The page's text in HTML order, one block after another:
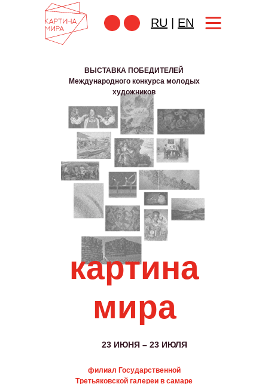
RU EN
картина
мира
филиал Государственной
Третьяковской галереи в самаре
23 ИЮНЯ – 23 ИЮЛЯ
ВЫСТАВКА ПОБЕДИТЕЛЕЙ
Международного конкурса молодых
художников